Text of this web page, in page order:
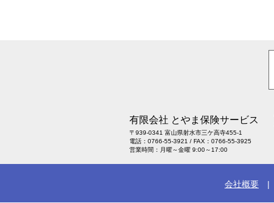
有限会社 とやま保険サービス
〒939-0341 富山県射水市三ケ高寺455-1
電話：0766-55-3921 / FAX：0766-55-3925
営業時間：月曜～金曜 9:00～17:00
会社概要 |